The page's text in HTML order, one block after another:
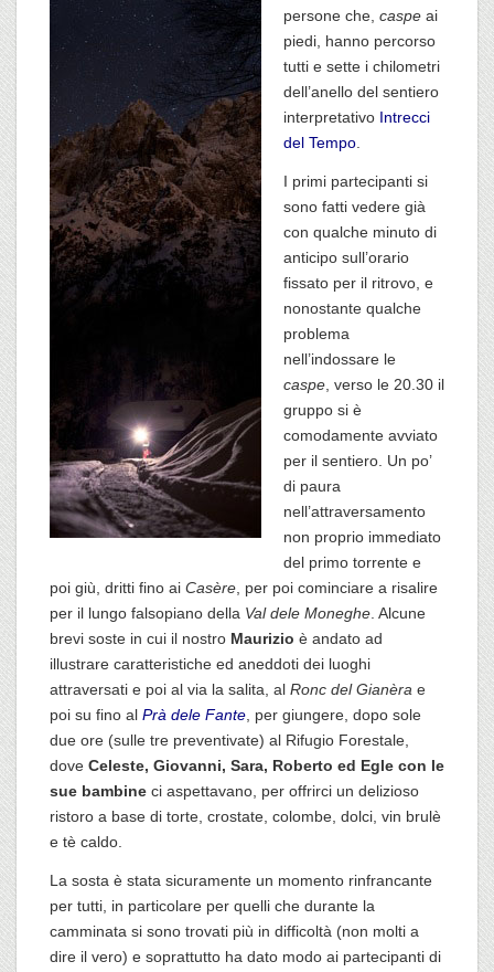
persone che, caspe ai
piedi, hanno percorso
tutti e sette i chilometri
dell’anello del sentiero
interpretativo Intrecci
del Tempo
I primi partecipanti si
sono fatti vedere già
con qualche minuto di
anticipo sull’orario
fissato per il ritrovo, e
nonostante qualche
problema
nell’indossare le
caspe , verso le 20.30 il
gruppo si è
comodamente avviato
per il sentiero. Un po’
di paura
nell’attraversamento
non proprio immediato
del primo torrente e
poi giù, dritti fino ai Casère , per poi cominciare a risalire
per il lungo falsopiano della Val dele Moneghe . Alcune
brevi soste in cui il nostro Maurizio è andato ad
illustrare caratteristiche ed aneddoti dei luoghi
attraversati e poi al via la salita, al Ronc del Gianèra e
poi su fino al Prà dele Fante , per giungere, dopo sole
due ore (sulle tre preventivate) al Rifugio Forestale,
dove Celeste, Giovanni, Sara, Roberto ed Egle con le
sue bambine ci aspettavano, per offrirci un delizioso
ristoro a base di torte, crostate, colombe, dolci, vin brulè
e tè caldo.
La sosta è stata sicuramente un momento rinfrancante
per tutti, in particolare per quelli che durante la
camminata si sono trovati più in difficoltà (non molti a
dire il vero) e soprattutto ha dato modo ai partecipanti di